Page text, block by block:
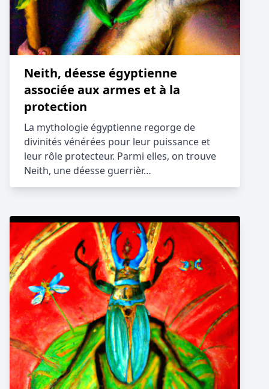
Neith, déesse égyptienne
associée aux armes et à la
protection
La mythologie égyptienne regorge de
divinités vénérées pour leur puissance et
leur rôle protecteur. Parmi elles, on trouve
Neith, une déesse guerrièr…